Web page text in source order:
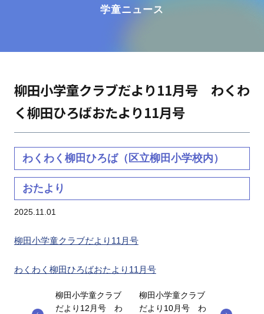
学童ニュース
柳田小学童クラブだより11月号 わくわ
く柳田ひろばおたより11月号
わくわく柳田ひろば（区立柳田小学校内）
おたより
2025.11.01
柳田小学童クラブだより11月号
わくわく柳田ひろばおたより11月号
柳田小学童クラブ
だより12月号 わ
柳田小学童クラブ
だより10月号 わ